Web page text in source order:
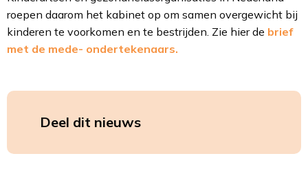
roepen daarom het kabinet op om samen overgewicht bij
kinderen te voorkomen en te bestrijden. Zie hier de brief
met de mede- ondertekenaars.
Deel dit nieuws